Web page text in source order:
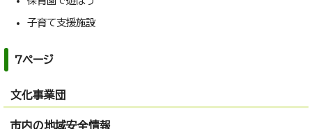
子育て支援施設
7ページ
文化事業団
市内の地域安全情報